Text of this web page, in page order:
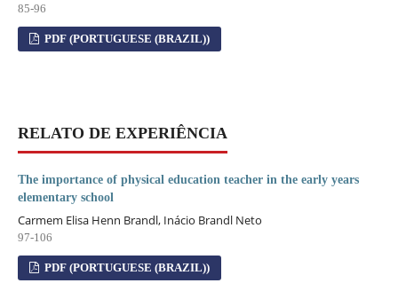
85-96
PDF (PORTUGUESE (BRAZIL))
RELATO DE EXPERIÊNCIA
The importance of physical education teacher in the early years
elementary school
Carmem Elisa Henn Brandl, Inácio Brandl Neto
97-106
PDF (PORTUGUESE (BRAZIL))